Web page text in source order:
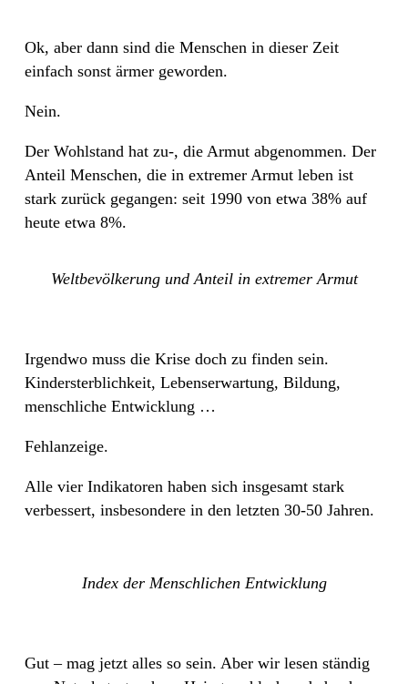
Ok, aber dann sind die Menschen in dieser Zeit
einfach sonst ärmer geworden.
Nein.
Der Wohlstand hat zu-, die Armut abgenommen. Der
Anteil Menschen, die in extremer Armut leben ist
stark zurück gegangen: seit 1990 von etwa 38% auf
heute etwa 8%.
Weltbevölkerung und Anteil in extremer Armut
Irgendwo muss die Krise doch zu finden sein.
Kindersterblichkeit, Lebenserwartung, Bildung,
menschliche Entwicklung …
Fehlanzeige.
Alle vier Indikatoren haben sich insgesamt stark
verbessert, insbesondere in den letzten 30-50 Jahren.
Index der Menschlichen Entwicklung
Gut – mag jetzt alles so sein. Aber wir lesen ständig